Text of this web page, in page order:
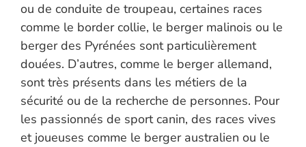
ou de conduite de troupeau, certaines races
comme le border collie, le berger malinois ou le
berger des Pyrénées sont particulièrement
douées. D’autres, comme le berger allemand,
sont très présents dans les métiers de la
sécurité ou de la recherche de personnes. Pour
les passionnés de sport canin, des races vives
et joueuses comme le berger australien ou le